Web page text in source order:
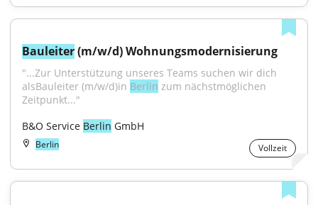
Bauleiter (m/w/d) Wohnungsmodernisierung
"...Zur Unterstützung unseres Teams suchen wir dich
alsBauleiter (m/w/d)in Berlin zum nächstmöglichen
Zeitpunkt..."
B&O Service Berlin GmbH
Berlin Vollzeit